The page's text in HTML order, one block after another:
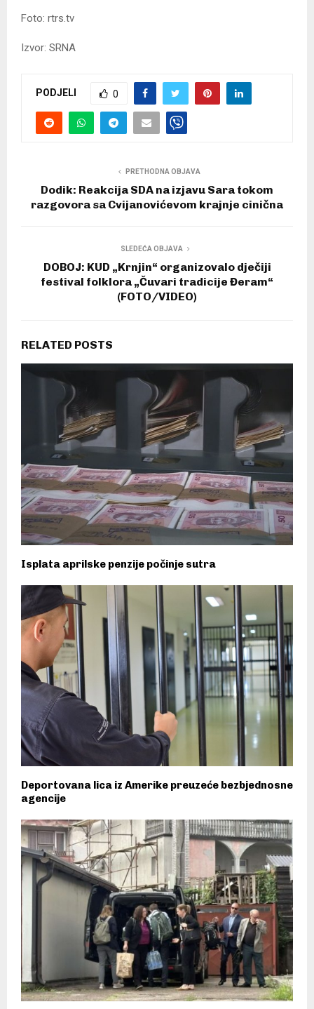
Foto: rtrs.tv
Izvor: SRNA
PODJELI 0
PRETHODNA OBJAVA
Dodik: Reakcija SDA na izjavu Sara tokom
razgovora sa Cvijanovićevom krajnje cinična
SLEDEĆA OBJAVA
DOBOJ: KUD „Krnjin“ organizovalo dječiji
festival folklora „Čuvari tradicije Đeram“
(FOTO/VIDEO)
RELATED POSTS
Isplata aprilske penzije počinje sutra
Deportovana lica iz Amerike preuzeće bezbjednosne
agencije